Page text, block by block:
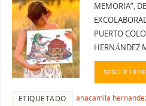
MEMORIA”,
PUERTO
HERNÁNDEZ
SEGUIR
ETIQUETADO anacamila